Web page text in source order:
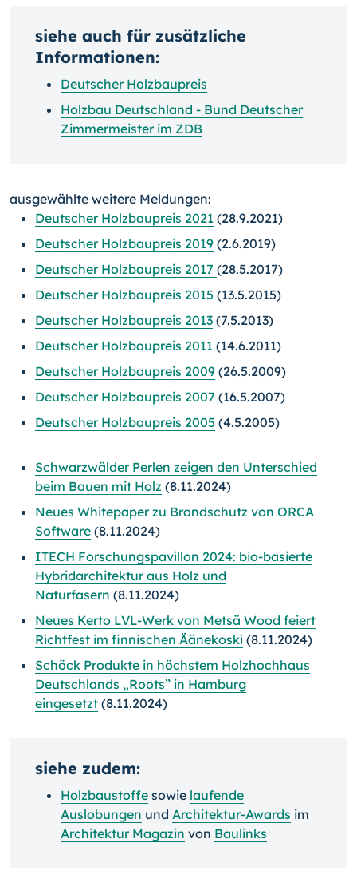
siehe auch für zusätzliche
Informationen:
Deutscher Holzbaupreis
Holzbau Deutschland - Bund Deutscher
Zimmermeister im ZDB
ausgewählte weitere Meldungen:
Deutscher Holzbaupreis 2021 (28.9.2021)
Deutscher Holzbaupreis 2019 (2.6.2019)
Deutscher Holzbaupreis 2017 (28.5.2017)
Deutscher Holzbaupreis 2015 (13.5.2015)
Deutscher Holzbaupreis 2013 (7.5.2013)
Deutscher Holzbaupreis 2011 (14.6.2011)
Deutscher Holzbaupreis 2009 (26.5.2009)
Deutscher Holzbaupreis 2007 (16.5.2007)
Deutscher Holzbaupreis 2005 (4.5.2005)
Schwarzwälder Perlen zeigen den Unterschied
beim Bauen mit Holz (8.11.2024)
Neues Whitepaper zu Brandschutz von ORCA
Software (8.11.2024)
ITECH Forschungspavillon 2024: bio-basierte
Hybridarchitektur aus Holz und
Naturfasern (8.11.2024)
Neues Kerto LVL-Werk von Metsä Wood feiert
Richtfest im finnischen Äänekoski (8.11.2024)
Schöck Produkte in höchstem Holzhochhaus
Deutschlands „Roots” in Hamburg
eingesetzt (8.11.2024)
siehe zudem:
Holzbaustoffe sowie laufende
Auslobungen und Architektur-Awards im
Architektur Magazin von Baulinks